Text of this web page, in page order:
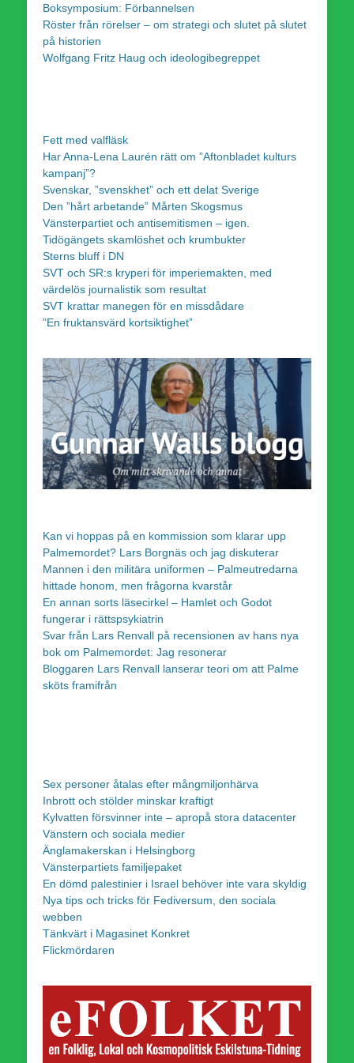
Boksymposium: Förbannelsen
Röster från rörelser – om strategi och slutet på slutet
på historien
Wolfgang Fritz Haug och ideologibegreppet
Fett med valfläsk
Har Anna-Lena Laurén rätt om ”Aftonbladet kulturs
kampanj”?
Svenskar, ”svenskhet” och ett delat Sverige
Den ”hårt arbetande” Mårten Skogsmus
Vänsterpartiet och antisemitismen – igen.
Tidögängets skamlöshet och krumbukter
Sterns bluff i DN
SVT och SR:s kryperi för imperiemakten, med
värdelös journalistik som resultat
SVT krattar manegen för en missdådare
”En fruktansvärd kortsiktighet”
Kan vi hoppas på en kommission som klarar upp
Palmemordet? Lars Borgnäs och jag diskuterar
Mannen i den militära uniformen – Palmeutredarna
hittade honom, men frågorna kvarstår
En annan sorts läsecirkel – Hamlet och Godot
fungerar i rättspsykiatrin
Svar från Lars Renvall på recensionen av hans nya
bok om Palmemordet: Jag resonerar
Bloggaren Lars Renvall lanserar teori om att Palme
sköts framifrån
Sex personer åtalas efter mångmiljonhärva
Inbrott och stölder minskar kraftigt
Kylvatten försvinner inte – apropå stora datacenter
Vänstern och sociala medier
Änglamakerskan i Helsingborg
Vänsterpartiets familjepaket
En dömd palestinier i Israel behöver inte vara skyldig
Nya tips och tricks för Fediversum, den sociala
webben
Tänkvärt i Magasinet Konkret
Flickmördaren